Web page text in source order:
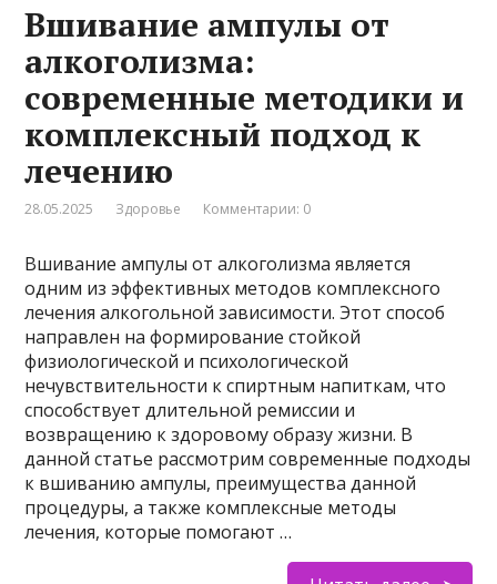
Вшивание ампулы от
алкоголизма:
современные методики и
комплексный подход к
лечению
28.05.2025 Здоровье Комментарии: 0
Вшивание ампулы от алкоголизма является
одним из эффективных методов комплексного
лечения алкогольной зависимости. Этот способ
направлен на формирование стойкой
физиологической и психологической
нечувствительности к спиртным напиткам, что
способствует длительной ремиссии и
возвращению к здоровому образу жизни. В
данной статье рассмотрим современные подходы
к вшиванию ампулы, преимущества данной
процедуры, а также комплексные методы
лечения, которые помогают …